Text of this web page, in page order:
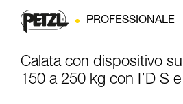
PROFESSIONALE
Calata con dispositivo
150 a 250 kg con I’D S e